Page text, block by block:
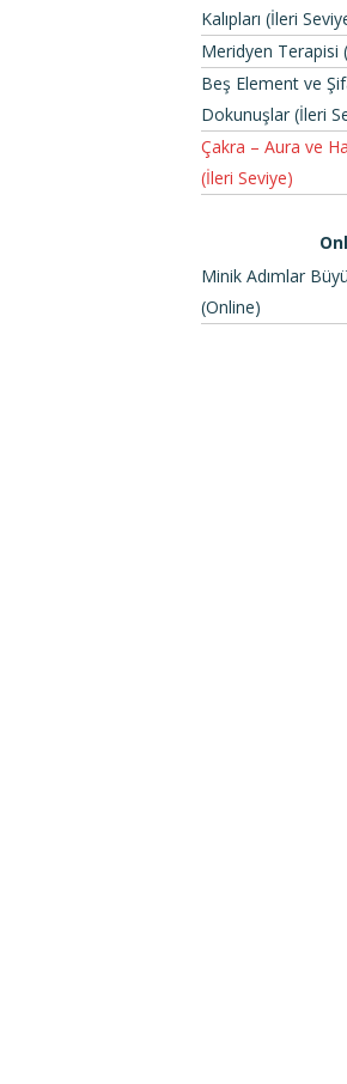
Kalıpları (İleri
Meridyen Terapisi
Beş Element ve
Dokunuşlar (İleri
Çakra – Aura ve
(İleri Seviye)
Minik Adımlar
(Online)